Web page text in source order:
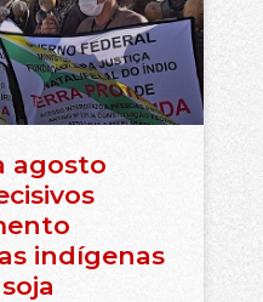
agosto
indígenas